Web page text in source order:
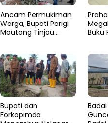
Ancam Permukiman
Warga, Bupati Parigi
Moutong Tinjau
Penanganan Cepat
Buku
​Bupati dan
Forkopimda